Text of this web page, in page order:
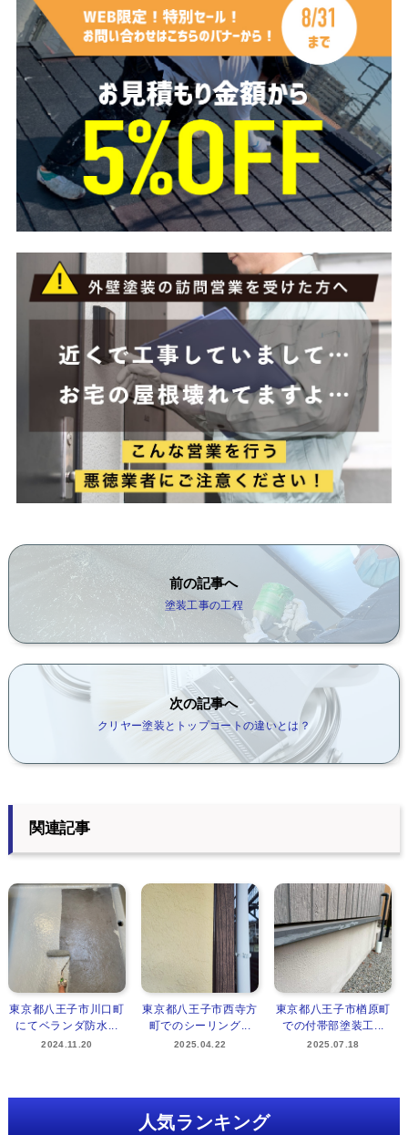
前の記事へ
塗装工事の工程
次の記事へ
クリヤー塗装とトップコートの違いとは？
関連記事
東京都八王子市川口町
にてベランダ防水...
2024.11.20
東京都八王子市西寺方
町でのシーリング...
2025.04.22
東京都八王子市楢原町
での付帯部塗装工...
2025.07.18
人気ランキング